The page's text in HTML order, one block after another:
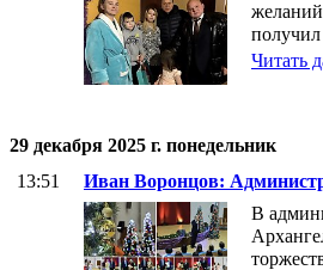
получил
Читать
29 декабря 2025 г. понедельник
13:51
Иван Воронцов:
В